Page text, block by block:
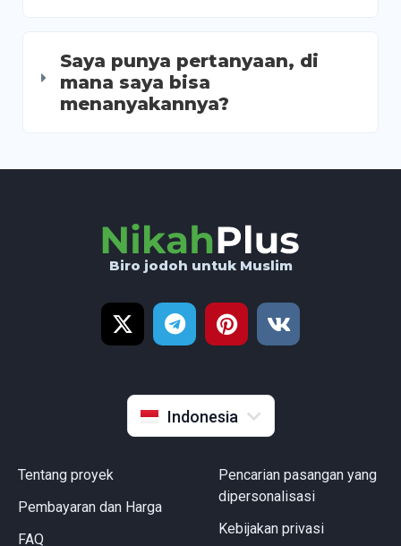
Saya punya pertanyaan, di
mana saya bisa
menanyakannya?
Biro jodoh untuk Muslim
Indonesia
Русский
Français
Tentang proyek
Pembayaran dan Harga
FAQ
Pencarian pasangan yang
dipersonalisasi
Kebijakan privasi